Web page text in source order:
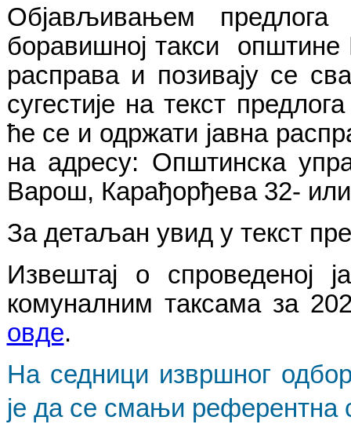
Објављивањем
боравишној такси општине
расправа и позивају се
сугестије на текст
ће се и одржати јавна
на адресу: Општинска
Варош, Карађорђева 32-
За детаљан увид у текст
Извештај о спроведеној
комуналним таксама за
овде.
На седници извршног
је да се смањи референтна